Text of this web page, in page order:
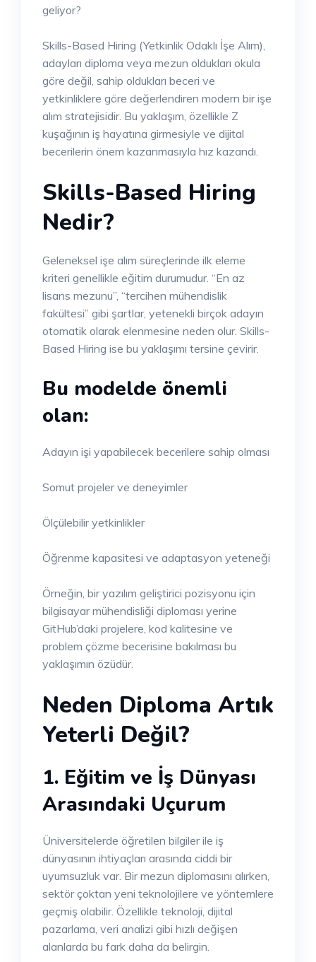
geliyor?
Skills-Based Hiring (Yetkinlik Odaklı İşe Alım),
adayları diploma veya mezun oldukları okula
göre değil, sahip oldukları beceri ve
yetkinliklere göre değerlendiren modern bir işe
alım stratejisidir. Bu yaklaşım, özellikle Z
kuşağının iş hayatına girmesiyle ve dijital
becerilerin önem kazanmasıyla hız kazandı.
Skills-Based Hiring
Nedir?
Geleneksel işe alım süreçlerinde ilk eleme
kriteri genellikle eğitim durumudur. “En az
lisans mezunu”, “tercihen mühendislik
fakültesi” gibi şartlar, yetenekli birçok adayın
otomatik olarak elenmesine neden olur. Skills-
Based Hiring ise bu yaklaşımı tersine çevirir.
Bu modelde önemli
olan:
Adayın işi yapabilecek becerilere sahip olması
Somut projeler ve deneyimler
Ölçülebilir yetkinlikler
Öğrenme kapasitesi ve adaptasyon yeteneği
Örneğin, bir yazılım geliştirici pozisyonu için
bilgisayar mühendisliği diploması yerine
GitHub’daki projelere, kod kalitesine ve
problem çözme becerisine bakılması bu
yaklaşımın özüdür.
Neden Diploma Artık
Yeterli Değil?
1. Eğitim ve İş Dünyası
Arasındaki Uçurum
Üniversitelerde öğretilen bilgiler ile iş
dünyasının ihtiyaçları arasında ciddi bir
uyumsuzluk var. Bir mezun diplomasını alırken,
sektör çoktan yeni teknolojilere ve yöntemlere
geçmiş olabilir. Özellikle teknoloji, dijital
pazarlama, veri analizi gibi hızlı değişen
alanlarda bu fark daha da belirgin.